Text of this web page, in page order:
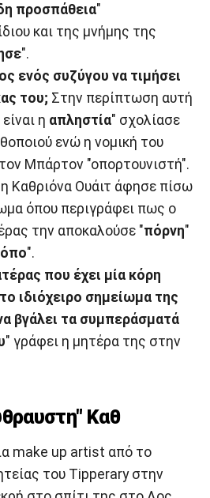
προσπάθεια"
και της μνήμης της
".
ενός συζύγου να τιμήσει
του; Στην περίπτωση αυτή
η απληστία" σχολίασε
ενώ η νομική του
Μπάρτον "οπορτουνιστή".
Kαθριόνα Ουάιτ άφησε πίσω
όπου περιγράφει πως ο
την αποκαλούσε "πόρνη"
".
που έχει μία κόρη
ιδιόχειρο σημείωμα της
βγάλει τα συμπεράσματά
" γράφει η μητέρα της στην
Καθ
make up artist από τo
του Tipperary στην